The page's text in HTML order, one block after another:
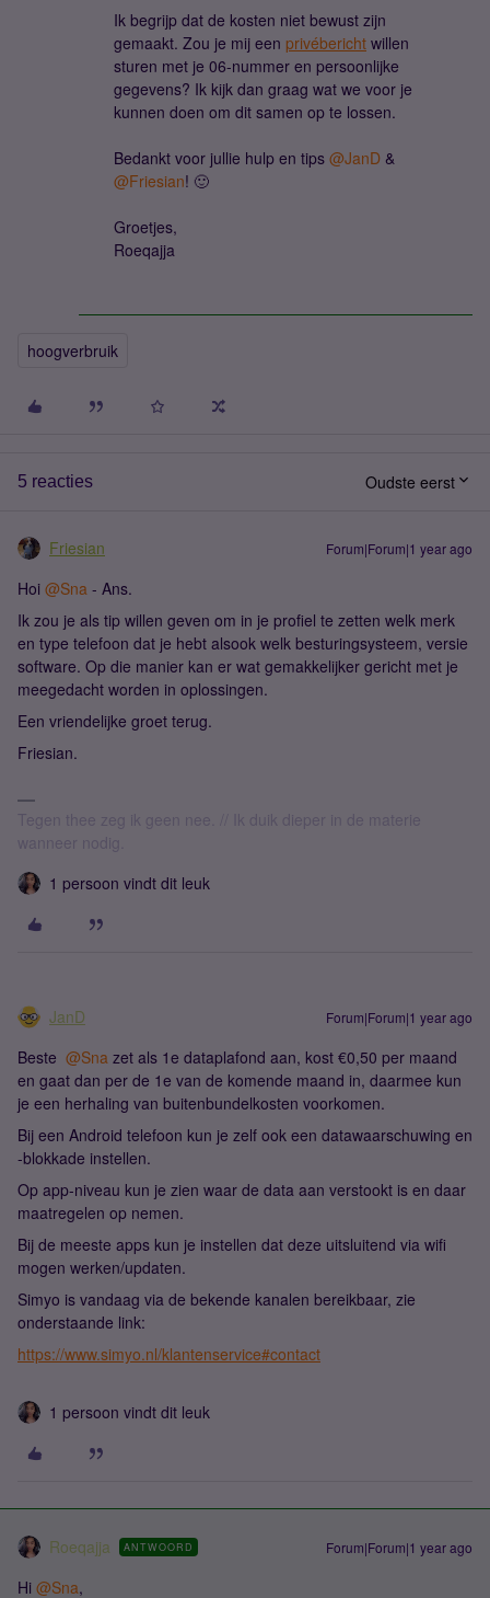
Ik begrijp dat de kosten niet bewust zijn
gemaakt. Zou je mij een privébericht willen
sturen met je 06-nummer en persoonlijke
gegevens? Ik kijk dan graag wat we voor je
kunnen doen om dit samen op te lossen.
Bedankt voor jullie hulp en tips ​ @JanD & ​
@Friesian! 🙂
Groetjes,
Roeqajja
hoogverbruik
5 reacties Oudste eerst
Friesian Forum|Forum|1 year ago
Hoi ​ @Sna - Ans.
Ik zou je als tip willen geven om in je profiel te zetten welk merk
en type telefoon dat je hebt alsook welk besturingsysteem, versie
software. Op die manier kan er wat gemakkelijker gericht met je
meegedacht worden in oplossingen.
Een vriendelijke groet terug.
Friesian.
Tegen thee zeg ik geen nee. // Ik duik dieper in de materie
wanneer nodig.
1 persoon vindt dit leuk
JanD Forum|Forum|1 year ago
Beste ​ ​ @Sna zet als 1e dataplafond aan, kost €0,50 per maand
en gaat dan per de 1e van de komende maand in, daarmee kun
je een herhaling van buitenbundelkosten voorkomen.
Bij een Android telefoon kun je zelf ook een datawaarschuwing en
-blokkade instellen.
Op app-niveau kun je zien waar de data aan verstookt is en daar
maatregelen op nemen.
Bij de meeste apps kun je instellen dat deze uitsluitend via wifi
mogen werken/updaten.
Simyo is vandaag via de bekende kanalen bereikbaar, zie
onderstaande link:
https://www.simyo.nl/klantenservice#contact
1 persoon vindt dit leuk
Roeqajja ANTWOORD Forum|Forum|1 year ago
Hi ​ @Sna,